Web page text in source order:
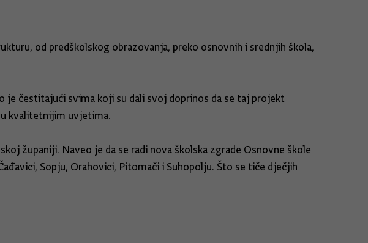
od predškolskog obrazovanja, preko osnovnih i srednjih škola,
čestitajući svima koji su dali svoj doprinos da se taj projekt
kvalitetnijim uvjetima.
županiji. Naveo je da se radi nova školska zgrade Osnovne škole
Sopju, Orahovici, Pitomači i Suhopolju. Što se tiče dječjih